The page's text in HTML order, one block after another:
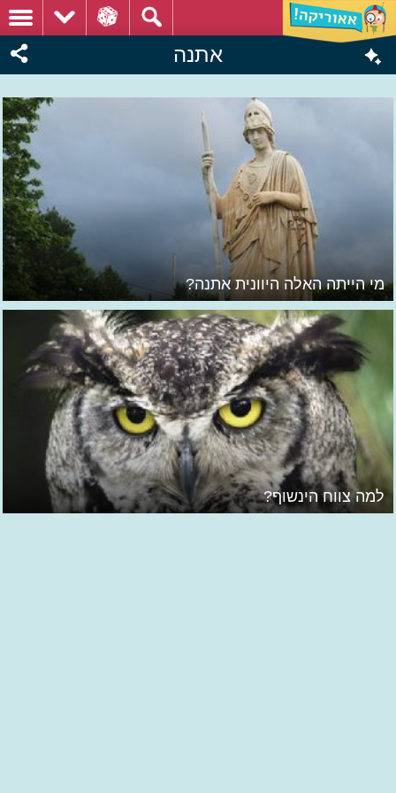
אתנה
מי הייתה האלה היוונית אתנה?
למה צווח הינשוף?